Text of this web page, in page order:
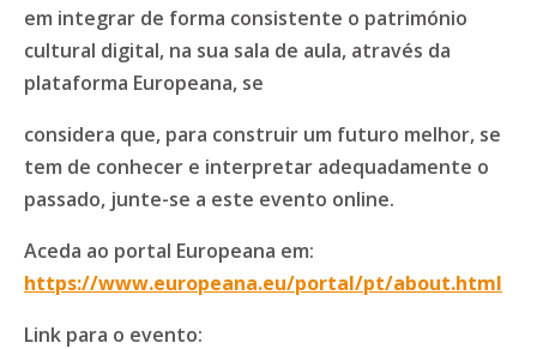
em integrar de forma consistente o património
cultural digital, na sua sala de aula, através da
plataforma Europeana, se
considera que, para construir um futuro melhor, se
tem de conhecer e interpretar adequadamente o
passado, junte-se a este evento online.
Aceda ao portal Europeana em:
https://www.europeana.eu/portal/pt/about.html
Link para o evento: